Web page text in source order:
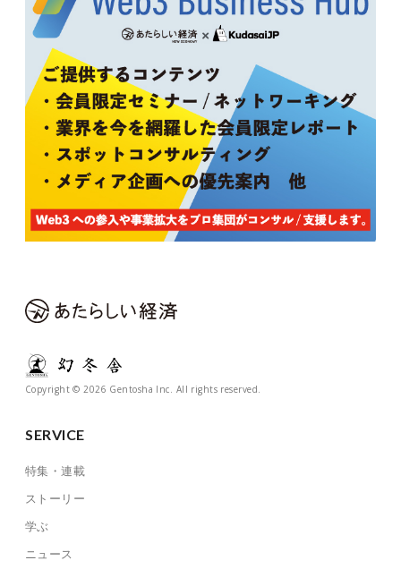
Copyright © 2026 Gentosha Inc. All rights reserved.
SERVICE
特集・連載
ストーリー
学ぶ
ニュース